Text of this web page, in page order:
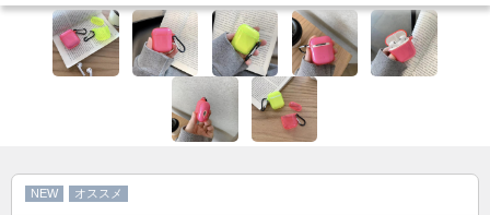
カップル人気
AirPodsケース
ケースDIY
セール
NEW オススメ